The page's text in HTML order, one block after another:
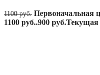
1100руб. Первоначальная
1100 руб..900 руб.Текущая